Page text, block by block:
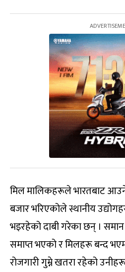
मिल मालिकहरूले भारतबाट
बजार भरिएकोले स्थानीय
भइरहेको दाबी गरेका छन् । समान
समाप्त भएको र मिलहरू बन्द
रोजगारी गुम्ने खतरा रहेको